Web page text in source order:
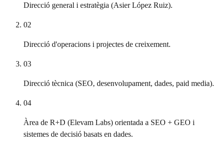
Direcció general i estratègia (Asier López Ruiz).
02
Direcció d'operacions i projectes de creixement.
03
Direcció tècnica (SEO, desenvolupament, dades, paid media).
04
Àrea de R+D (Elevam Labs) orientada a SEO + GEO i
sistemes de decisió basats en dades.